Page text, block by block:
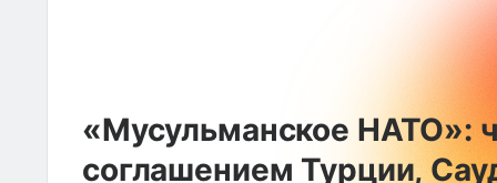
«Мусульманское НАТО»:
соглашением Турции,